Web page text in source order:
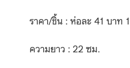
ราคา/ชิ้น : ห่อละ 41 บาท
ความยาว : 22 ซม.